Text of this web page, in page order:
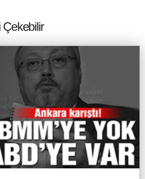
Çekebilir